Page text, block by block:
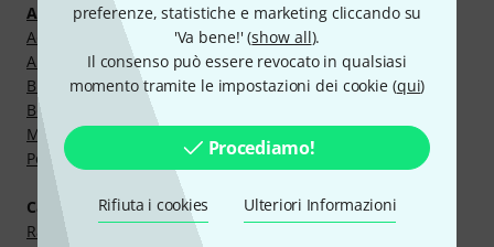
preferenze, statistiche e marketing cliccando su
'Va bene!' (show all).
Il consenso può essere revocato in qualsiasi
momento tramite le impostazioni dei cookie (qui)
Procediamo!
Rifiuta i cookies Ulteriori Informazioni
Accessori
Accessori per Leggii
Altre Idee Regalo
Blocchi per Appunti
Borse e Zaini
Magneti
Penne
Categorie successive
Raccoglitori per Spartiti